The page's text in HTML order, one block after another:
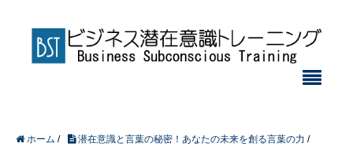
ホーム / 潜在意識と言葉の秘密！あなたの未来を創る言葉の力 /